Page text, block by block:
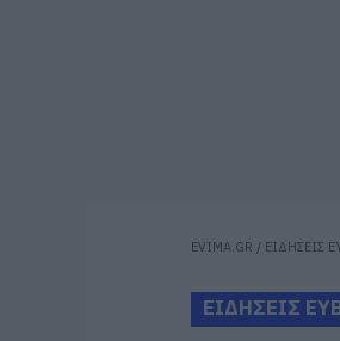
EVIMA.GR / ΕΙΔΗΣΕΙΣ
ΕΙΔΗΣΕΙΣ